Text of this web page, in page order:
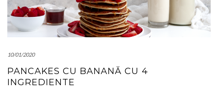
10/01/2020
PANCAKES CU BANANĂ CU 4
INGREDIENTE